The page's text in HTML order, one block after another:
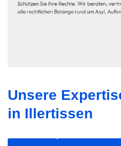
Unsere
in Illertissen